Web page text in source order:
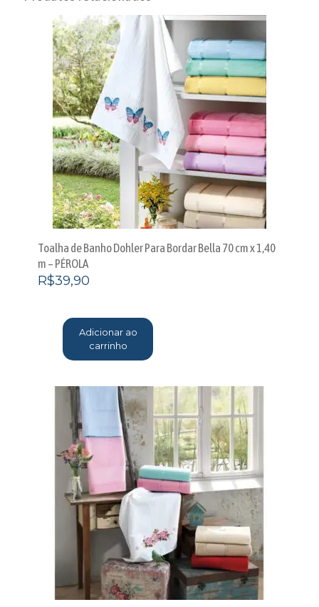
Toalha de Banho Dohler Para Bordar Bella 70 cm x 1,40
m – PÉROLA
R$39,90
Adicionar ao
carrinho